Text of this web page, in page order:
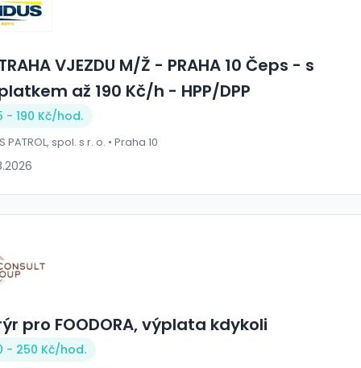
VJEZDU M/Ž - PRAHA 10 Čeps - s
až 190 Kč/h - HPP/DPP
- 190 Kč/hod.
PATROL, spol. s r. o. • Praha 10
pro FOODORA, výplata kdykoli
- 250 Kč/hod.